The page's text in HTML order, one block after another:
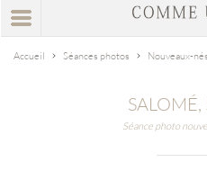
Accueil Séances photos Nouveaux-nés
Séance photo